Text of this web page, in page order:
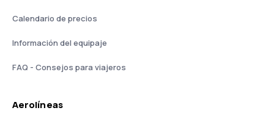
Calendario de precios
Información del equipaje
FAQ - Consejos para viajeros
Aerolíneas